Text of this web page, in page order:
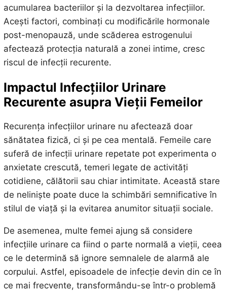
acumularea bacteriilor și la dezvoltarea infecțiilor.
Acești factori, combinați cu modificările hormonale
post-menopauză, unde scăderea estrogenului
afectează protecția naturală a zonei intime, cresc
riscul de infecții recurente.
Impactul Infecțiilor Urinare
Recurente asupra Vieții Femeilor
Recurența infecțiilor urinare nu afectează doar
sănătatea fizică, ci și pe cea mentală. Femeile care
suferă de infecții urinare repetate pot experimenta o
anxietate crescută, temeri legate de activități
cotidiene, călătorii sau chiar intimitate. Această stare
de neliniște poate duce la schimbări semnificative în
stilul de viață și la evitarea anumitor situații sociale.
De asemenea, multe femei ajung să considere
infecțiile urinare ca fiind o parte normală a vieții, ceea
ce le determină să ignore semnalele de alarmă ale
corpului. Astfel, episoadele de infecție devin din ce în
ce mai frecvente, transformându-se într-o problemă